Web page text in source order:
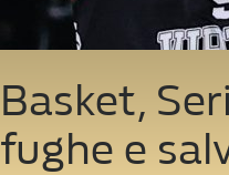
Basket,
fughe e